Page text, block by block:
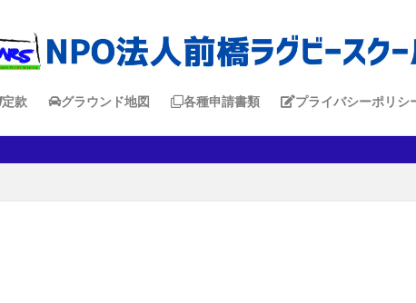
定款 グラウンド地図 各種申請書類 プライバシーポリシ